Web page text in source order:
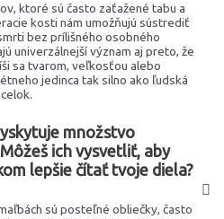
ktoré sú často zaťažené tabu a
kosti nám umožňujú sústrediť
bez prílišného osobného
univerzálnejší význam aj preto, že
sa tvarom, veľkosťou alebo
jedinca tak silno ako ľudská
množstvo
ich vysvetliť, aby
lepšie čítať tvoje diela?
sú posteľné obliečky, často